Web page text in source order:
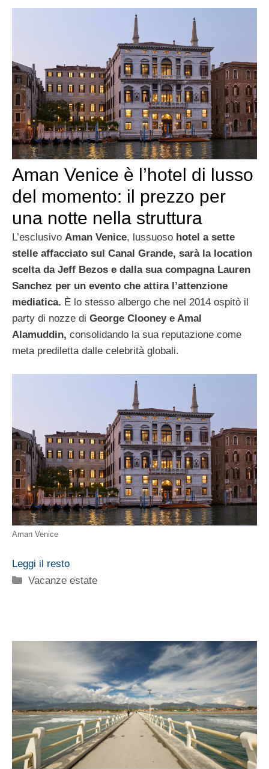
Aman Venice è l’hotel di lusso
del momento: il prezzo per
una notte nella struttura
L’esclusivo Aman Venice, lussuoso hotel a sette
stelle affacciato sul Canal Grande, sarà la location
scelta da Jeff Bezos e dalla sua compagna Lauren
Sanchez per un evento che attira l’attenzione
mediatica. È lo stesso albergo che nel 2014 ospitò il
party di nozze di George Clooney e Amal
Alamuddin, consolidando la sua reputazione come
meta prediletta dalle celebrità globali.
Aman Venice
Leggi il resto
Categorie
Vacanze estate